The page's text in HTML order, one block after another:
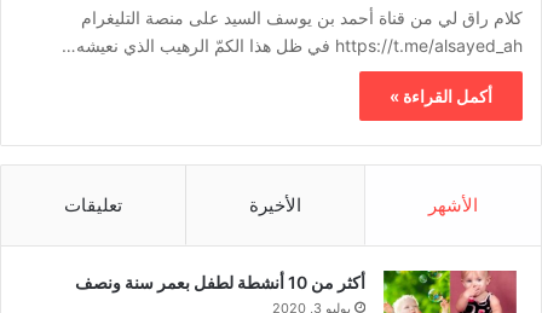
كلام راق لي من قناة أحمد بن يوسف السيد على منصة التليغرام
https://t.me/alsayed_ah في ظل هذا الكمّ الرهيب الذي نعيشه…
أكمل القراءة »
الأشهر الأخيرة تعليقات
أكثر من 10 أنشطة لطفل بعمر سنة ونصف
يوليو 3, 2020